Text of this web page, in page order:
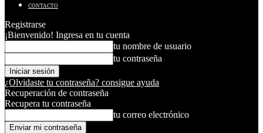
CONTACTO
Registrarse
¡Bienvenido! Ingresa en tu cuenta
tu nombre de usuario
tu contraseña
¿Olvidaste tu contraseña? consigue ayuda
Recuperación de contraseña
Recupera tu contraseña
tu correo electrónico